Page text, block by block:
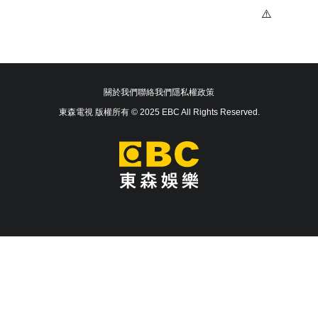
關於我們聯絡我們隱私權政策
東森電視 版權所有 © 2025 EBC All Rights Reserved.